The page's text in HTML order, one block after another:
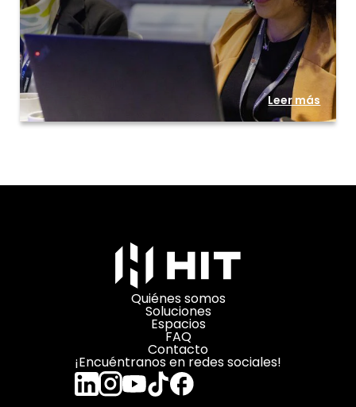
Leer más
Quiénes somos
Soluciones
Espacios
FAQ
Contacto
¡Encuéntranos en redes sociales!